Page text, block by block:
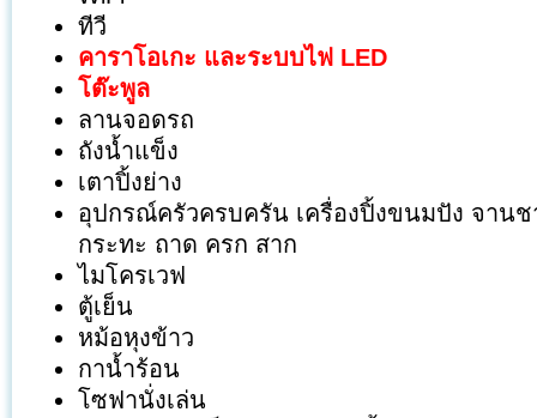
ทีวี
คาราโอเกะ และระบบไฟ LED
โต๊ะพูล
ลานจอดรถ
ถังน้ำแข็ง
เตาปิ้งย่าง
อุปกรณ์ครัวครบครัน เครื่องปิ้งขนมปัง จาน
กระทะ ถาด ครก สาก
ไมโครเวฟ
ตู้เย็น
หม้อหุงข้าว
กาน้ำร้อน
โซฟานั่งเล่น